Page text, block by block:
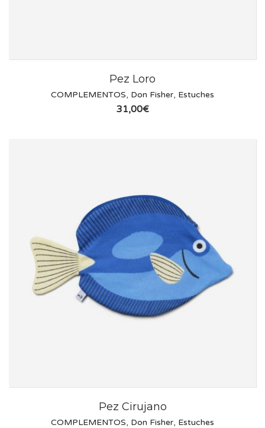
Pez Loro
COMPLEMENTOS, Don Fisher, Estuches
31,00€
Pez Cirujano
COMPLEMENTOS, Don Fisher, Estuches